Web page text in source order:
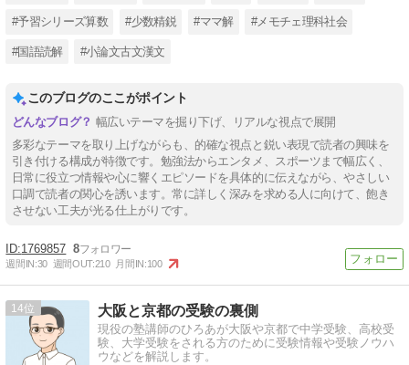
#予習シリーズ算数 #少数精鋭 #ママ解 #メモチェ理科社会
#国語読解 #小論文古文漢文
このブログのここがポイント
幅広いテーマを掘り下げ、リアルな視点で展開
多彩なテーマを取り上げながらも、的確な視点と鋭い表現で読者の興味を
引き付ける構成が特徴です。勉強法からエンタメ、スポーツまで幅広く、
日常に役立つ情報や心に響くエピソードを具体的に伝えながら、やさしい
口調で読者の関心を誘います。常に詳しく深みを求める人に向けて、飽き
させない工夫が光る仕上がりです。
1769857 8
週間IN:30 週間OUT:210 月間IN:100
14 大阪と京都の受験の裏側
現役の塾講師のひろあが大阪や京都で中学受験、高校受
験、大学受験をされる方のために受験情報や受験ノウハ
ウなどを解説します。